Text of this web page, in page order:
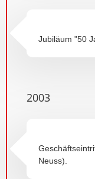
Jubiläum "50
Neuss).
2003